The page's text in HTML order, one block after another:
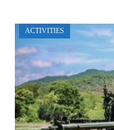
ACTIVITIES